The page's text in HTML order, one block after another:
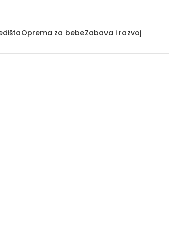
Oprema za bebeZabava i razvoj